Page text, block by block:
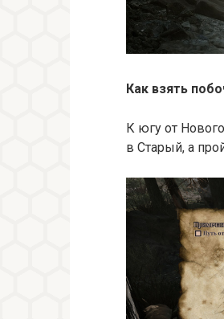
Как взять
К югу от
в Старый, а